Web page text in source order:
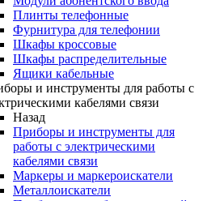
Плинты телефонные
Фурнитура для телефонии
Шкафы кроссовые
Шкафы распределительные
Ящики кабельные
и инструменты для работы с
кабелями связи
Назад
Приборы и инструменты для
работы с электрическими
кабелями связи
Маркеры и маркероискатели
Металлоискатели